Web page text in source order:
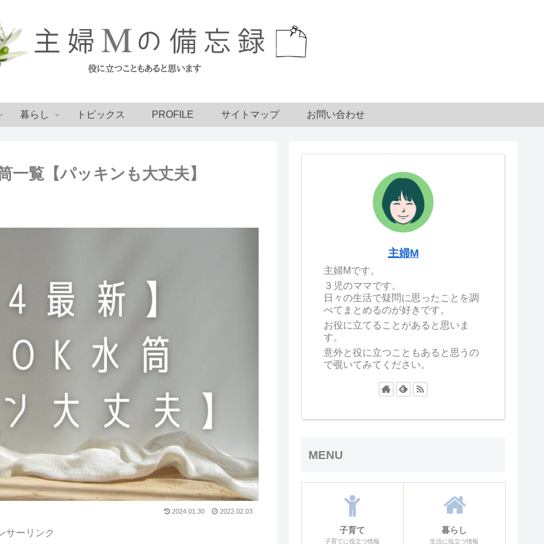
暮らし トピックス PROFILE サイトマップ お問い合わせ
一覧【パッキンも大丈夫】
2024.01.30 2022.02.03
サーリンク
主婦M
主婦Mです。
３児のママです。
日々の生活で疑問に思ったことを調
べてまとめるのが好きです。
お役に立てることがあると思いま
す。
意外と役に立つこともあると思うの
で覗いてみてください。
MENU
子育て
子育てに役立つ情報
暮らし
生活に役立つ情報